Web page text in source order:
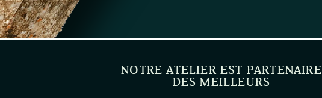
NOTRE ATELIER EST PARTENAIRE
DES MEILLEURS